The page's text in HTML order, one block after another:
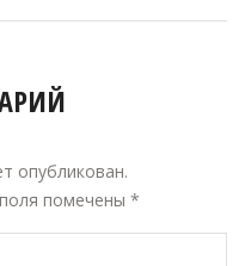
опубликован.
помечены *